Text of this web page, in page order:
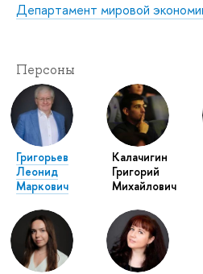
Департамент мировой
Персоны
Григорьев
Леонид
Маркович
Калачигин
Григорий
Михайлович